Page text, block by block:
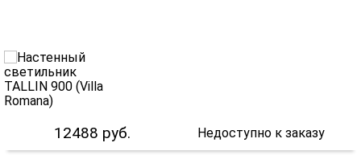
12488 руб. Недоступно к заказу